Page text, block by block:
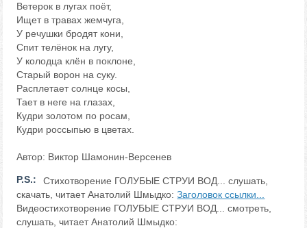
Ветерок в лугах поёт,
Ищет в травах жемчуга,
У речушки бродят кони,
Спит телёнок на лугу,
У колодца клён в поклоне,
Старый ворон на суку.
Расплетает солнце косы,
Тает в неге на глазах,
Кудри золотом по росам,
Кудри россыпью в цветах.
Автор: Виктор Шамонин-Версенев
P.S.:
Стихотворение ГОЛУБЫЕ СТРУИ ВОД... слушать,
скачать, читает Анатолий Шмыдко:Заголовок ссылки...
Видеостихотворение ГОЛУБЫЕ СТРУИ ВОД... смотреть,
слушать, читает Анатолий Шмыдко: